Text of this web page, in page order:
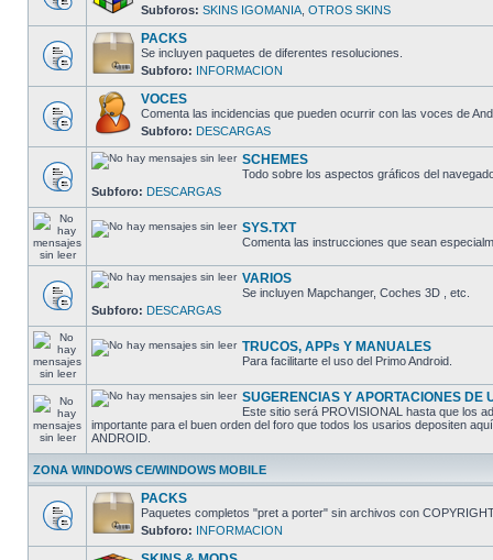
Subforos: SKINS IGOMANIA OTROS SKINS
PACKS
Se incluyen paquetes de diferentes resoluciones.
Subforo: INFORMACION
VOCES
Comenta las incidencias que pueden ocurrir con las voces de
Subforo: DESCARGAS
SCHEMES
Todo sobre los aspectos gráficos del
Subforo: DESCARGAS
SYS.TXT
Comenta las instrucciones que sean
VARIOS
Se incluyen Mapchanger, Coches 3D , etc.
Subforo: DESCARGAS
TRUCOS, APPs Y MANUALES
Para facilitarte el uso del Primo Android.
SUGERENCIAS Y APORTACIONES DE
Este sitio será PROVISIONAL hasta que los
importante para el buen orden del foro que todos los usarios depositen
ANDROID.
ZONA WINDOWS CE/WINDOWS MOBILE
PACKS
Paquetes completos "pret a porter" sin archivos con
Subforo: INFORMACION